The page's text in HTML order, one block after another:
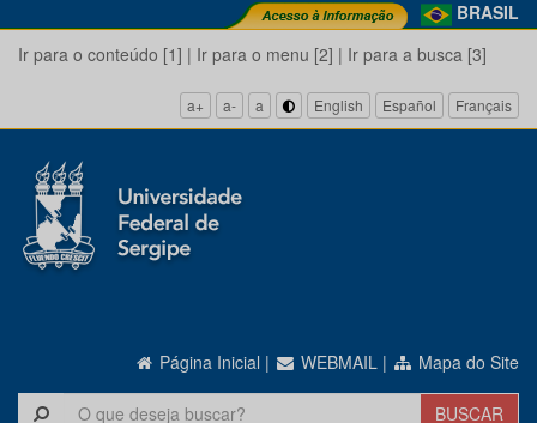
BRASIL
Ir para o conteúdo [1] | Ir para o menu [2] | Ir para a busca [3]
a+ a- a English Español Français
Página Inicial | WEBMAIL | Mapa do Site